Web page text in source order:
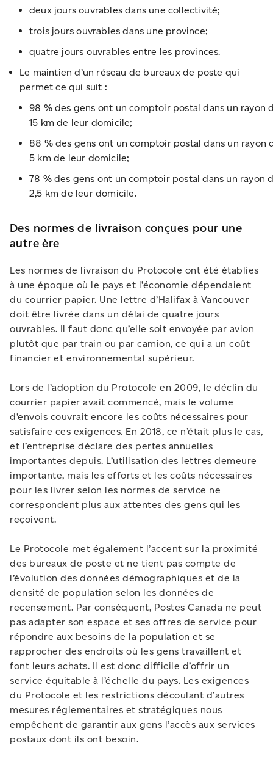
deux jours ouvrables dans une collectivité;
trois jours ouvrables dans une province;
quatre jours ouvrables entre les provinces.
Le maintien d’un réseau de bureaux de poste qui
permet ce qui suit :
98 % des gens ont un comptoir postal dans un rayon
15 km de leur domicile;
88 % des gens ont un comptoir postal dans un rayon
5 km de leur domicile;
78 % des gens ont un comptoir postal dans un rayon
2,5 km de leur domicile.
Des normes de livraison conçues pour une
autre ère
Les normes de livraison du Protocole ont été établies
à une époque où le pays et l’économie dépendaient
du courrier papier. Une lettre d’Halifax à Vancouver
doit être livrée dans un délai de quatre jours
ouvrables. Il faut donc qu’elle soit envoyée par avion
plutôt que par train ou par camion, ce qui a un coût
financier et environnemental supérieur.
Lors de l’adoption du Protocole en 2009, le déclin du
courrier papier avait commencé, mais le volume
d’envois couvrait encore les coûts nécessaires pour
satisfaire ces exigences. En 2018, ce n’était plus le cas,
et l’entreprise déclare des pertes annuelles
importantes depuis. L’utilisation des lettres demeure
importante, mais les efforts et les coûts nécessaires
pour les livrer selon les normes de service ne
correspondent plus aux attentes des gens qui les
reçoivent.
Le Protocole met également l’accent sur la proximité
des bureaux de poste et ne tient pas compte de
l’évolution des données démographiques et de la
densité de population selon les données de
recensement. Par conséquent, Postes Canada ne peut
pas adapter son espace et ses offres de service pour
répondre aux besoins de la population et se
rapprocher des endroits où les gens travaillent et
font leurs achats. Il est donc difficile d’offrir un
service équitable à l’échelle du pays. Les exigences
du Protocole et les restrictions découlant d’autres
mesures réglementaires et stratégiques nous
empêchent de garantir aux gens l’accès aux services
postaux dont ils ont besoin.